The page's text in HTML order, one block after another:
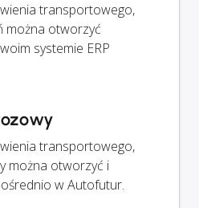
transportowego,
można otworzyć
systemie ERP
transportowego,
można otworzyć i
w Autofutur.